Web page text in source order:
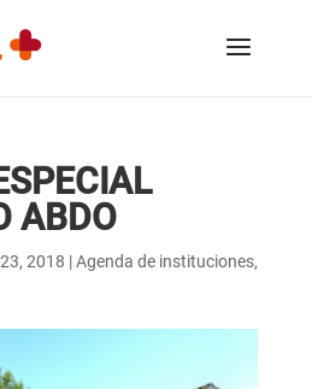
ABDO
2018 |Agenda de instituciones,